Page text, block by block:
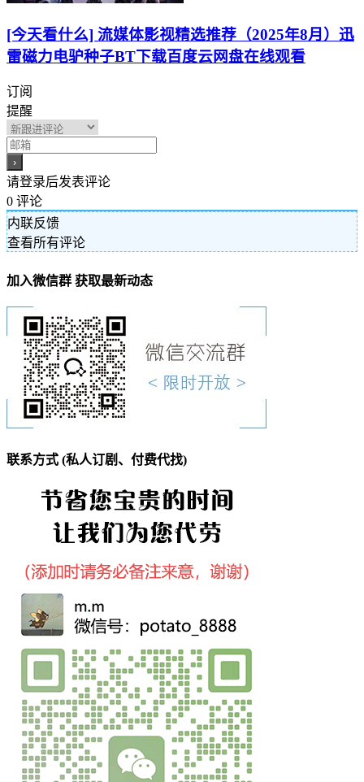
[今天看什么] 流媒体影视精选推荐（2025年8月）迅
雷磁力电驴种子BT下载百度云网盘在线观看
订阅
提醒
请登录后发表评论
0 评论
内联反馈
查看所有评论
加入微信群 获取最新动态
联系方式 (私人订剧、付费代找)